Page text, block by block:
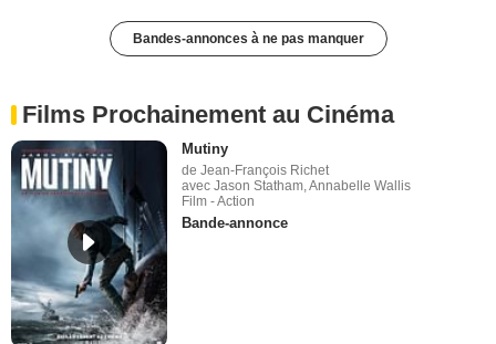
Bandes-annonces à ne pas manquer
Films Prochainement au Cinéma
Mutiny
de Jean-François Richet
avec Jason Statham, Annabelle Wallis
Film - Action
Bande-annonce